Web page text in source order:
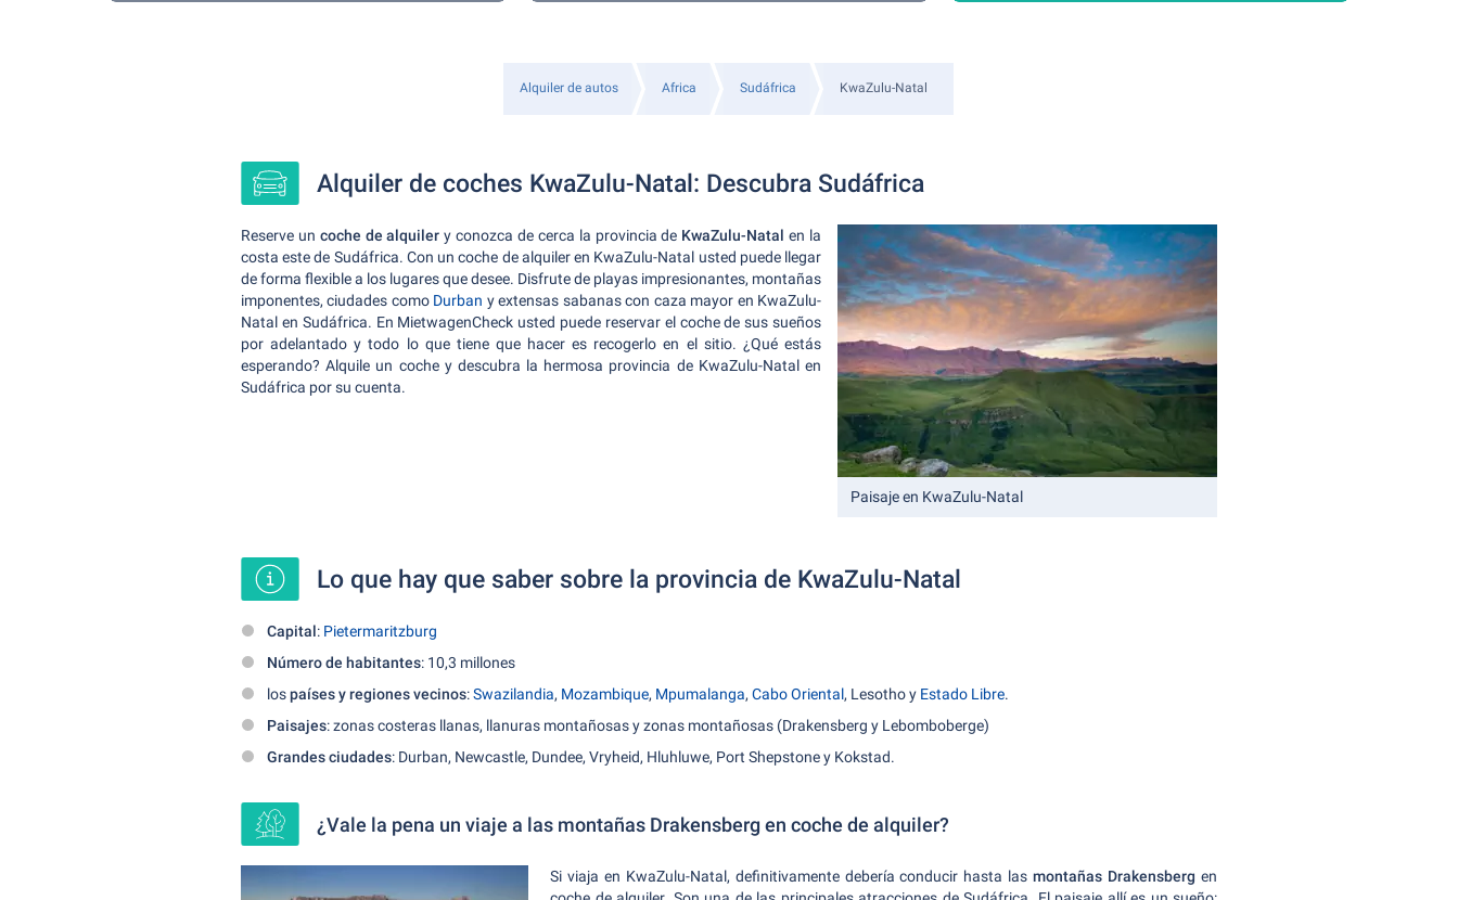
Alquiler de autos Africa Sudáfrica KwaZulu-Natal
Alquiler de coches KwaZulu-Natal: Descubra Sudáfrica
Paisaje en KwaZulu-Natal
Reserve un coche de alquiler y conozca de cerca la provincia de KwaZulu-Natalen la
costa este de Sudáfrica. Con un coche de alquiler en KwaZulu-Natal usted puede llegar
de forma flexible a los lugares que desee. Disfrute de playas impresionantes, montañas
imponentes, ciudades como Durban y extensas sabanas con caza mayor en KwaZulu-
Natal en Sudáfrica. En MietwagenCheck usted puede reservar el coche de sus sueños
por adelantado y todo lo que tiene que hacer es recogerlo en el sitio. ¿Qué estás
esperando? Alquile un coche y descubra la hermosa provincia de KwaZulu-Natal en
Sudáfrica por su cuenta.
Lo que hay que saber sobre la provincia de KwaZulu-Natal
Capital: Pietermaritzburg
Número de habitantes: 10,3 millones
lospaíses y regiones vecinos:Swazilandia, Mozambique, Mpumalanga, Cabo Oriental, Lesotho y Estado Libre.
Paisajes: zonas costeras llanas, llanuras montañosas y zonas montañosas (Drakensberg y Lebomboberge)
Grandes ciudades: Durban, Newcastle, Dundee, Vryheid, Hluhluwe, Port Shepstone y Kokstad.
¿Vale la pena un viaje a las montañas Drakensberg en coche de alquiler?
Si viaja en KwaZulu-Natal, definitivamente debería conducir hasta lasmontañas Drakensbergen